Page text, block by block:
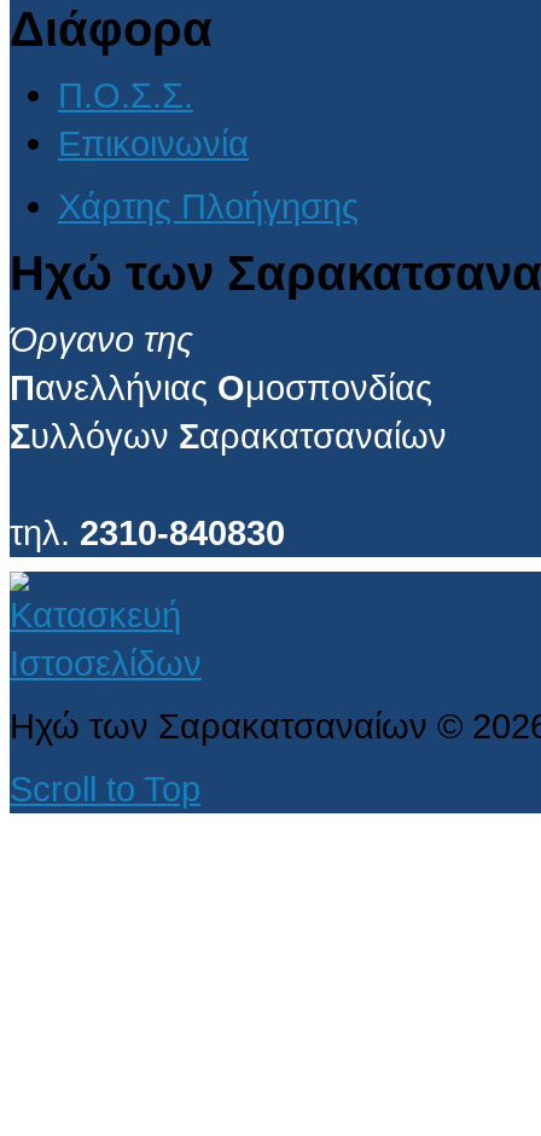
Διάφορα
Π.Ο.Σ.Σ.
Επικοινωνία
Χάρτης Πλοήγησης
Ηχώ των
Όργανο της
Πανελλήνιας Ομοσπονδίας
Συλλόγων Σαρακατσαναίων
τηλ. 2310-840830
Ηχώ των Σαρακατσαναίων ©
Scroll to Top